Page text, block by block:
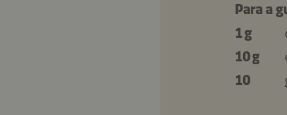
Para a
1 g
10 g
10